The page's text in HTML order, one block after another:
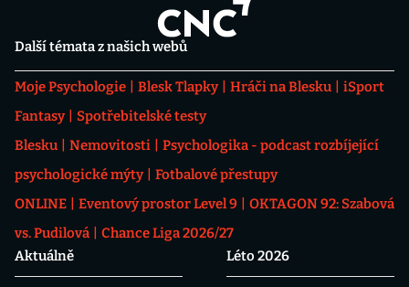
Další témata z našich webů
Moje Psychologie Blesk Tlapky Hráči na Blesku
iSport
Fantasy
Spotřebitelské testy
Blesku
Nemovitosti
Psychologika - podcast rozbíjející
psychologické mýty
Fotbalové přestupy
ONLINE
Eventový prostor Level 9
OKTAGON 92: Szabová
vs. Pudilová
Chance Liga 2026/27
Aktuálně
Léto 2026